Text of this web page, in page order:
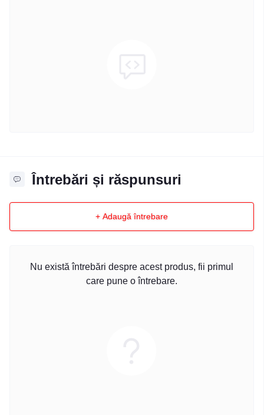
Întrebări și răspunsuri
+ Adaugă întrebare
Nu există întrebări despre acest produs, fii primul
care pune o întrebare.